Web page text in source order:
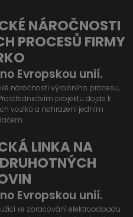
NÁROČNOSTI
PROCESŮ FIRMY
Evropskou unií.
náročnosti výrobního procesu,
projektu dojde k
vozíků a nahrazení jedním
LINKA NA
Evropskou unií.
ke zpracování elektroodpadu